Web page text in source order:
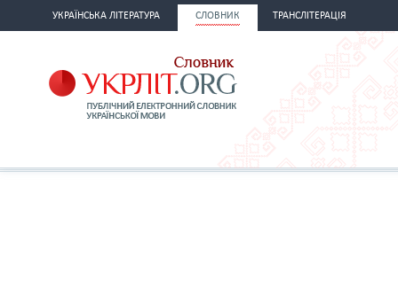
УКРАЇНСЬКА ЛІТЕРАТУРА СЛОВНИК ТРАНСЛІТЕРАЦІЯ